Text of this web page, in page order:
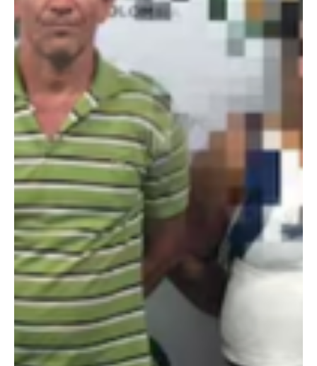
27 dic 2025
Judicial
Golpe a la criminalidad en Cúcuta: caen dos
personas armadas en la Comuna 8
En un operativo de registro y control adelantado en la Comuna 8
de Cúcuta, la Policía Nacional capturó a un hombre y una mujer en
el barrio Santo Domingo, quienes se movilizaban en una
motocicleta de alto cilindraje portando un arma de fuego ilegal.
Los detenidos, identificados como Juan Tiria y una mujer, ambos de
nacionalidad colombiana, fueron interceptados por patrullas del
sector. Durante el procedimiento, las autoridades hallaron una
pistola marca Beretta color negro,